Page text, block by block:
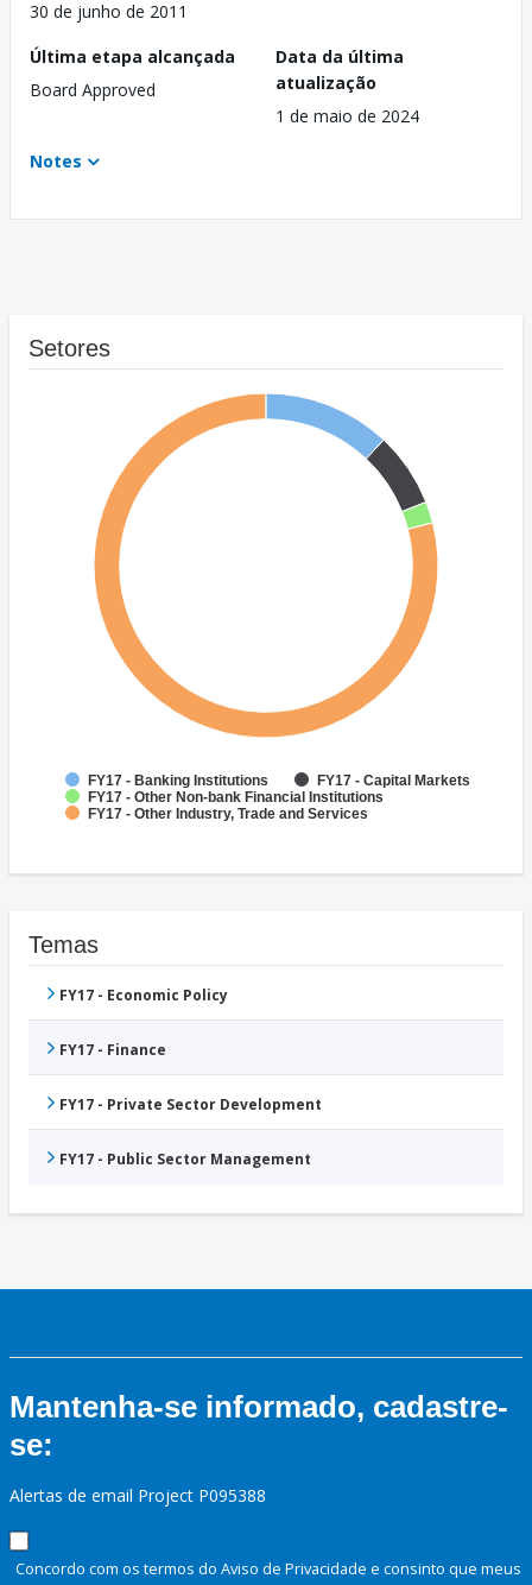
30 de junho de 2011
Última etapa alcançada
Board Approved
Data da última
atualização
1 de maio de 2024
Notes
Setores
FY17 - Banking Institutions
FY17 - Capital Markets
FY17 - Other Non-bank Financial Institutions
FY17 - Other Industry, Trade and Services
Temas
FY17 - Economic Policy
FY17 - Finance
FY17 - Private Sector Development
FY17 - Public Sector Management
Mantenha-se informado, cadastre-
se:
Alertas de email Project P095388
Concordo com os termos do Aviso de Privacidade e consinto que meus